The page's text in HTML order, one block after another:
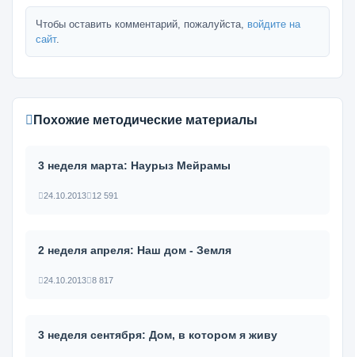
Чтобы оставить комментарий, пожалуйста, войдите на
сайт.
Похожие методические материалы
3 неделя марта: Наурыз Мейрамы
24.10.2013 12 591
2 неделя апреля: Наш дом - Земля
24.10.2013 8 817
3 неделя сентября: Дом, в котором я живу